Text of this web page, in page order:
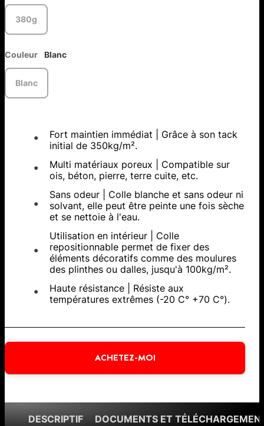
380g
Couleur Blanc
Blanc
Fort maintien immédiat | Grâce à son tack
initial de 350kg/m².
Multi matériaux poreux | Compatible sur
ois, béton, pierre, terre cuite, etc.
Sans odeur | Colle blanche et sans odeur ni
solvant, elle peut être peinte une fois sèche
et se nettoie à l'eau.
Utilisation en intérieur | Colle
repositionnable permet de fixer des
éléments décoratifs comme des moulures
des plinthes ou dalles, jusqu'à 100kg/m².
Haute résistance | Résiste aux
températures extrêmes (-20 C° +70 C°).
ACHETEZ-MOI
DESCRIPTIF DOCUMENTS ET